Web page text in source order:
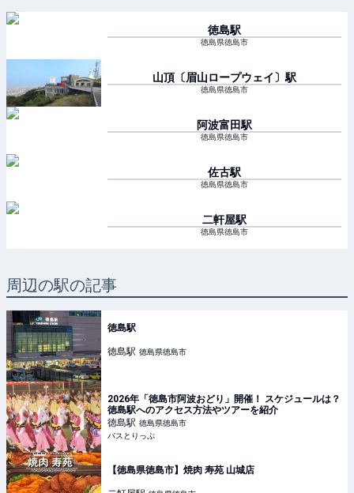
徳島駅
徳島県徳島市
山頂〔眉山ロープウェイ〕 駅
徳島県徳島市
阿波富田駅
徳島県徳島市
佐古駅
徳島県徳島市
二軒屋駅
徳島県徳島市
周辺の駅の記事
徳島駅
徳島駅 徳島県徳島市
2026年「徳島市阿波おどり」開催！ スケジュールは？
徳島駅へのアクセス方法やツアーを紹介
徳島駅 徳島県徳島市
バスとりっぷ
【徳島県徳島市】焼肉 寿苑 山城店